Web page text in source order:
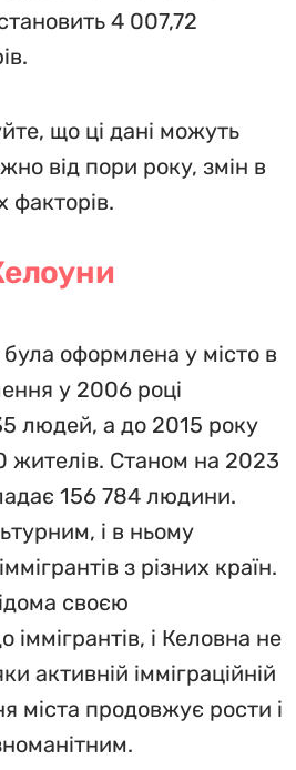
4 007,72
що ці дані можуть
від пори року, змін в
факторів.
оформлена у місто в
у 2006 році
людей, а до 2015 року
жителів. Станом на 2023
156 784 людини.
і в ньому
з різних країн.
своєю
і Келовна не
активній імміграційній
міста продовжує рости і